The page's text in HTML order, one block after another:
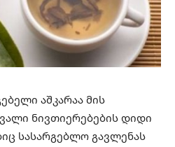
აშკარაა მის
ნივთიერებების დიდი
სასარგებლო გავლენას